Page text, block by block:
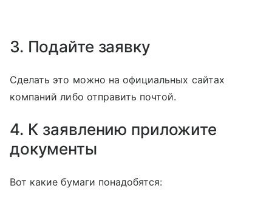
3. Подайте заявку
Сделать это можно на официальных сайтах
компаний либо отправить почтой.
4. К заявлению приложите
документы
Вот какие бумаги понадобятся: